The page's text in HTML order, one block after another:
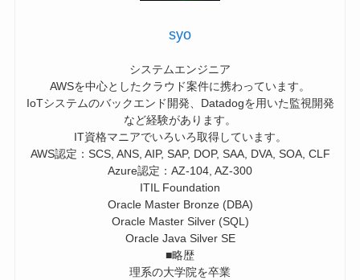
syo
システムエンジニア
AWSを中心としたクラウド案件に携わっています。
IoTシステムのバックエンド開発、Datadogを用いた監視開発
など経験があります。
IT資格マニアでいろいろ取得しています。
AWS認定：SCS, ANS, AIP, SAP, DOP, SAA, DVA, SOA, CLF
Azure認定：AZ-104, AZ-300
ITIL Foundation
Oracle Master Bronze (DBA)
Oracle Master Silver (SQL)
Oracle Java Silver SE
■略歴
理系の大学院を卒業